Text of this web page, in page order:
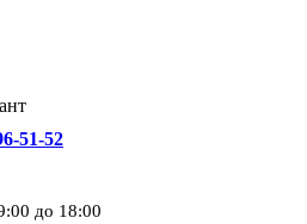
51-52
до 18:00